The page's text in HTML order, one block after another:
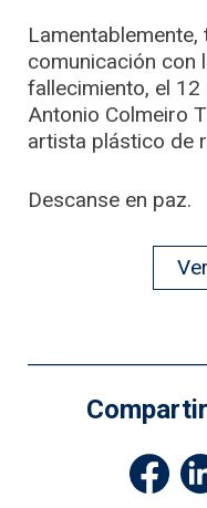
comunicación con
fallecimiento, el
Antonio Colmeiro
artista plástico de
Descanse en paz.